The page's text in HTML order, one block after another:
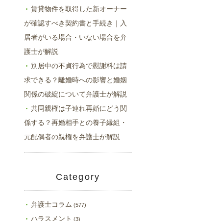
賃貸物件を取得した新オーナー
が確認すべき契約書と手続き｜入
居者がいる場合・いない場合を弁
護士が解説
別居中の不貞行為で慰謝料は請
求できる？離婚時への影響と婚姻
関係の破綻について弁護士が解説
共同親権は子連れ再婚にどう関
係する？再婚相手との養子縁組・
元配偶者の親権を弁護士が解説
Category
弁護士コラム (577)
ハラスメント (3)